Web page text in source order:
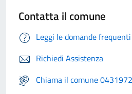
Contatta il comune
Leggi le domande frequenti
Richiedi Assistenza
Chiama il comune